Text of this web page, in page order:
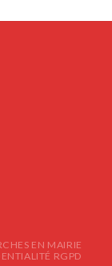
EN MAIRIE
RGPD